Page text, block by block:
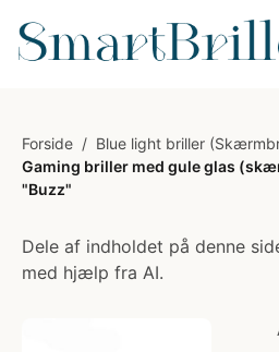
Forside / Blue light briller
Gaming briller med gule glas
"Buzz"
Dele af indholdet på denne
med hjælp fra AI.